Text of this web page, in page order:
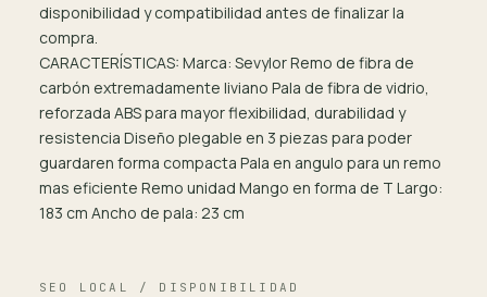
disponibilidad y compatibilidad antes de finalizar la
compra.
CARACTERÍSTICAS: Marca: Sevylor Remo de fibra de
carbón extremadamente liviano Pala de fibra de vidrio,
reforzada ABS para mayor flexibilidad, durabilidad y
resistencia Diseño plegable en 3 piezas para poder
guardaren forma compacta Pala en angulo para un remo
mas eficiente Remo unidad Mango en forma de T Largo:
183 cm Ancho de pala: 23 cm
SEO LOCAL / DISPONIBILIDAD